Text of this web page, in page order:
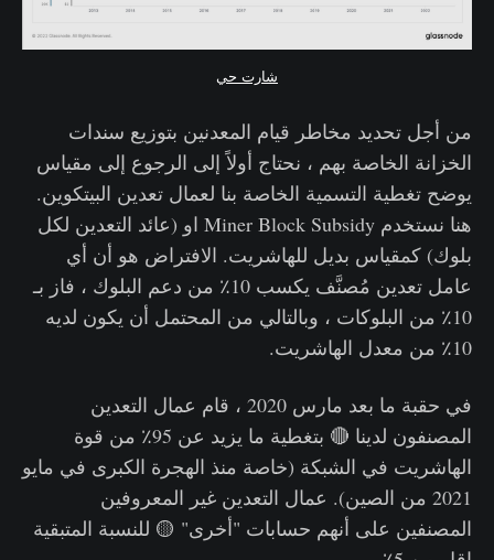
شارت حي
من أجل تحديد مخاطر قيام المعدنين بتوزيع سندات
الخزانة الخاصة بهم ، نحتاج أولاً إلى الرجوع إلى مقياس
يوضح تغطية التسمية الخاصة بنا لعمال تعدين البيتكوين.
هنا نستخدم Miner Block Subsidy او (عائد التعدين لكل
بلوك) كمقياس بديل للهاشريت. الافتراض هو أن أي
عامل تعدين مُصنَّف يكسب 10٪ من دعم البلوك ، فاز بـ
10٪ من البلوكات ، وبالتالي من المحتمل أن يكون لديه
10٪ من معدل الهاشريت.
في حقبة ما بعد مارس 2020 ، قام عمال التعدين
المصنفون لدينا 🔴 بتغطية ما يزيد عن 95٪ من قوة
الهاشريت في الشبكة (خاصة منذ الهجرة الكبرى في مايو
2021 من الصين). عمال التعدين غير المعروفين
المصنفين على أنهم حسابات "أخرى" 🟡 للنسبة المتبقية